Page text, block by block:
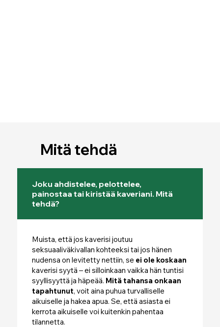
Mitä tehdä
Joku ahdistelee, pelottelee,
painostaa tai kiristää kaveriani. Mitä
tehdä?
Muista, että jos kaverisi joutuu
seksuaaliväkivallan kohteeksi tai jos hänen
nudensa on levitetty nettiin, se ei ole koskaan
kaverisi syytä – ei silloinkaan vaikka hän tuntisi
syyllisyyttä ja häpeää. Mitä tahansa onkaan
tapahtunut, voit aina puhua turvalliselle
aikuiselle ja hakea apua. Se, että asiasta ei
kerrota aikuiselle voi kuitenkin pahentaa
tilannetta.